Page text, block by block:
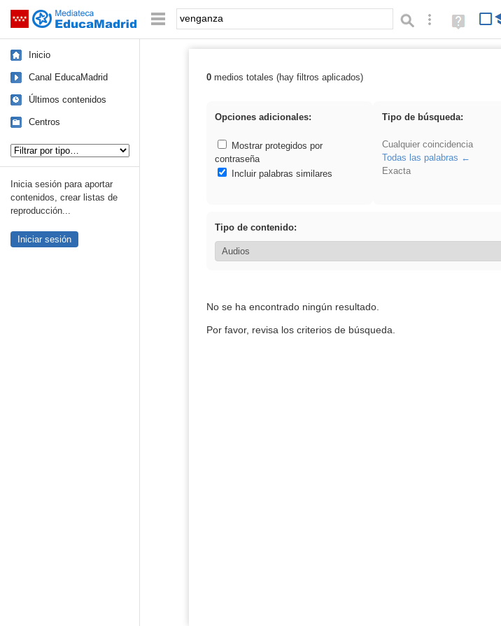
Saltar navegación Palabra o frase: Búsqueda avanzada
Ayuda
(en
Inicio
Canal EducaMadrid
Últimos contenidos
Centros
Inicia sesión para aportar
contenidos, crear listas de
reproducción...
Iniciar sesión
Resultados de: venganza
0medios totales (hay filtros aplicados)
Opciones adicionales:
Mostrar protegidos por
contraseña
Incluir palabras similares
Tipo de búsqueda:
Cualquier coincidencia
Todas las palabras
Exacta
Tipo de contenido:
No se ha encontrado ningún resultado.
Por favor, revisa los criterios de búsqueda.